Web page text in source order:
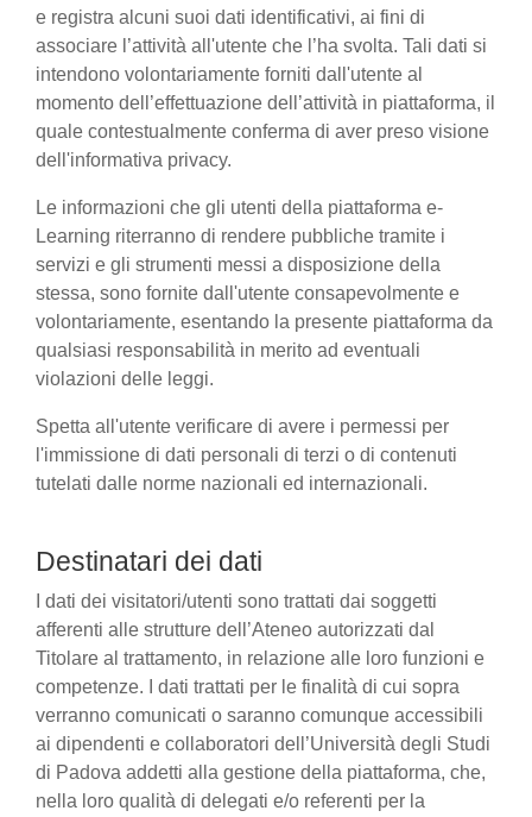
e registra alcuni suoi dati identificativi, ai fini di
associare l’attività all'utente che l’ha svolta. Tali dati si
intendono volontariamente forniti dall'utente al
momento dell’effettuazione dell’attività in piattaforma, il
quale contestualmente conferma di aver preso visione
dell'informativa privacy.
Le informazioni che gli utenti della piattaforma e-
Learning riterranno di rendere pubbliche tramite i
servizi e gli strumenti messi a disposizione della
stessa, sono fornite dall'utente consapevolmente e
volontariamente, esentando la presente piattaforma da
qualsiasi responsabilità in merito ad eventuali
violazioni delle leggi.
Spetta all'utente verificare di avere i permessi per
l'immissione di dati personali di terzi o di contenuti
tutelati dalle norme nazionali ed internazionali.
Destinatari dei dati
I dati dei visitatori/utenti sono trattati dai soggetti
afferenti alle strutture dell’Ateneo autorizzati dal
Titolare al trattamento, in relazione alle loro funzioni e
competenze. I dati trattati per le finalità di cui sopra
verranno comunicati o saranno comunque accessibili
ai dipendenti e collaboratori dell’Università degli Studi
di Padova addetti alla gestione della piattaforma, che,
nella loro qualità di delegati e/o referenti per la